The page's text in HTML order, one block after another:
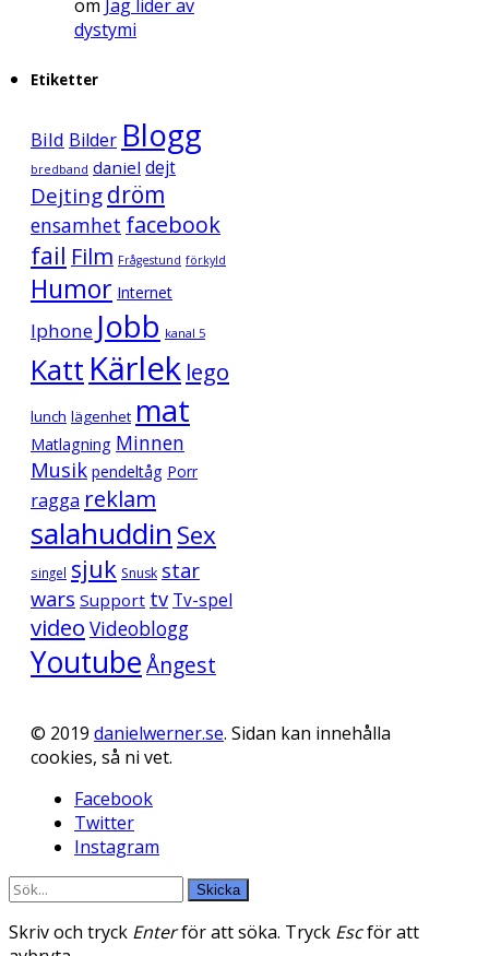
om Jag lider av
dystymi
Etiketter
Bild Bilder Blogg
bredband daniel dejt
Dejtingdröm
ensamhet facebook
fail Film Frågestund förkyld
Humor Internet
Iphone Jobb kanal 5
Katt Kärlek lego
lunch lägenhet mat
Matlagning Minnen
Musik pendeltåg Porr
ragga reklam
salahuddin Sex
singel sjuk Snusk star
wars Support tv Tv-spel
video Videoblogg
YoutubeÅngest
© 2019 danielwerner.se. Sidan kan innehålla
cookies, så ni vet.
Facebook
Twitter
Instagram
Skicka
Skriv och tryck Enterför att söka. Tryck Escför att